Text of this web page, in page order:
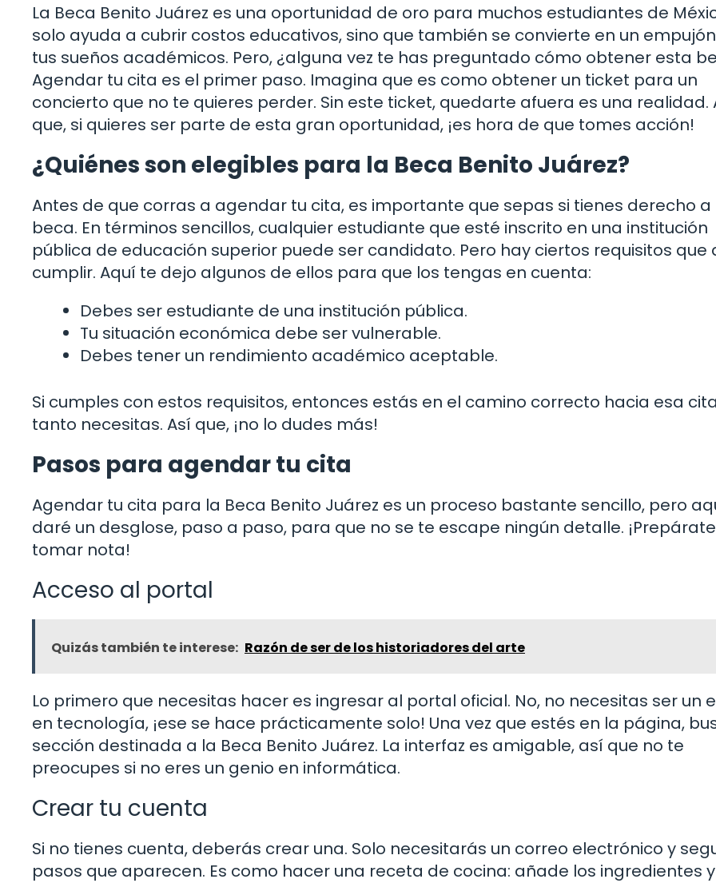
La Beca Benito Juárez es una oportunidad de oro para muchos estudiantes de
solo ayuda a cubrir costos educativos, sino que también se convierte en un
tus sueños académicos. Pero, ¿alguna vez te has preguntado cómo obtener esta
Agendar tu cita es el primer paso. Imagina que es como obtener un ticket para un
concierto que no te quieres perder. Sin este ticket, quedarte afuera es una realidad.
que, si quieres ser parte de esta gran oportunidad, ¡es hora de que tomes acción!
¿Quiénes son elegibles para la Beca Benito Juárez?
Antes de que corras a agendar tu cita, es importante que sepas si tienes derecho
beca. En términos sencillos, cualquier estudiante que esté inscrito en una institución
pública de educación superior puede ser candidato. Pero hay ciertos requisitos que
cumplir. Aquí te dejo algunos de ellos para que los tengas en cuenta:
Debes ser estudiante de una institución pública.
Tu situación económica debe ser vulnerable.
Debes tener un rendimiento académico aceptable.
Si cumples con estos requisitos, entonces estás en el camino correcto hacia esa
tanto necesitas. Así que, ¡no lo dudes más!
Pasos para agendar tu cita
Agendar tu cita para la Beca Benito Juárez es un proceso bastante sencillo, pero
daré un desglose, paso a paso, para que no se te escape ningún detalle.
tomar nota!
Acceso al portal
Quizás también te interese: Razón de ser de los historiadores del arte
Lo primero que necesitas hacer es ingresar al portal oficial. No, no necesitas ser un
en tecnología, ¡ese se hace prácticamente solo! Una vez que estés en la página,
sección destinada a la Beca Benito Juárez. La interfaz es amigable, así que no te
preocupes si no eres un genio en informática.
Crear tu cuenta
Si no tienes cuenta, deberás crear una. Solo necesitarás un correo electrónico y
pasos que aparecen. Es como hacer una receta de cocina: añade los ingredientes